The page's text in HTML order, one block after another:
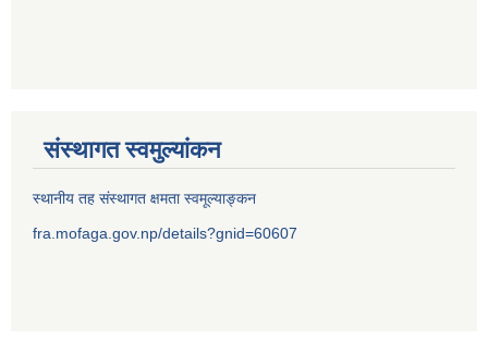
संस्थागत स्वमुल्यांकन
स्थानीय तह संस्थागत क्षमता स्वमूल्याङ्कन
fra.mofaga.gov.np/details?gnid=60607